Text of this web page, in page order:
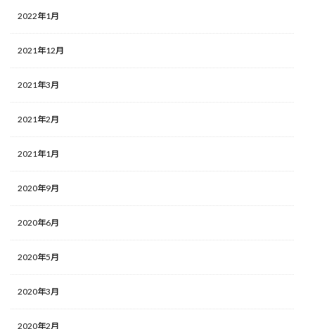
2022年1月
2021年12月
2021年3月
2021年2月
2021年1月
2020年9月
2020年6月
2020年5月
2020年3月
2020年2月